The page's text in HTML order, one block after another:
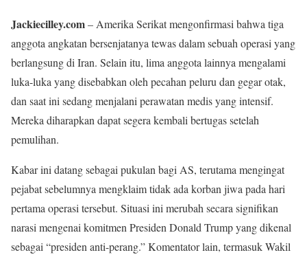
Jackiecilley.com– Amerika Serikat mengonfirmasi bahwa tiga
anggota angkatan bersenjatanya tewas dalam sebuah operasi yang
berlangsung di Iran. Selain itu, lima anggota lainnya mengalami
luka-luka yang disebabkan oleh pecahan peluru dan gegar otak,
dan saat ini sedang menjalani perawatan medis yang intensif.
Mereka diharapkan dapat segera kembali bertugas setelah
pemulihan.
Kabar ini datang sebagai pukulan bagi AS, terutama mengingat
pejabat sebelumnya mengklaim tidak ada korban jiwa pada hari
pertama operasi tersebut. Situasi ini merubah secara signifikan
narasi mengenai komitmen Presiden Donald Trump yang dikenal
sebagai “presiden anti-perang.” Komentator lain, termasuk Wakil